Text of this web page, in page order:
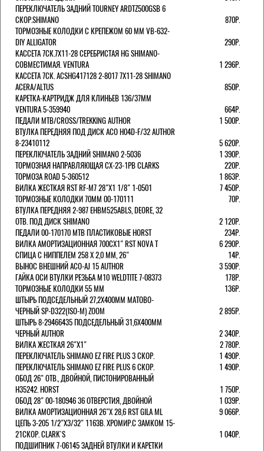
ПЕРЕКЛЮЧАТЕЛЬ ЗАДНИЙ TOURNEY ARDTZ500GSB 6
СКОР.SHIMANO
870Р.
ТОРМОЗНЫЕ КОЛОДКИ С КРЕПЕЖОМ 60 ММ VB-632-
DIY ALLIGATOR
290Р.
КАССЕТА 7СК.7Х11-28 СЕРЕБРИСТАЯ HG SHIMANO-
СОВМЕСТИМАЯ. VENTURA
1 296Р.
КАССЕТА 7СК. ACSHG417128 2-8017 7Х11-28 SHIMANO
ACERA/ALTUS
850Р.
КАРЕТКА-КАРТРИДЖ ДЛЯ КЛИНЬЕВ 136/37ММ
VENTURA 5-359940
664Р.
ПЕДАЛИ MTB/CROSS/TREKKING AUTHOR
1 500Р.
ВТУЛКА ПЕРЕДНЯЯ ПОД ДИСК ACO H04D-F/32 AUTHOR
8-23410112
5 620Р.
ПЕРЕКЛЮЧАТЕЛЬ ЗАДНИЙ SHIMANO 2-5036
1 390Р.
ТОРМОЗНАЯ НАПРАВЛЯЮЩАЯ CX-23-1PB CLARKS
220Р.
ТОРМОЗА ROAD 5-360512
1 863Р.
ВИЛКА ЖЕСТКАЯ RST RF-M7 28"Х1 1/8" 1-0501
7 450Р.
ТОРМОЗНЫЕ КОЛОДКИ 70ММ 00-170111
70Р.
ВТУЛКА ПЕРЕДНЯЯ 2-987 EHBM525ABLS, DEORE, 32
ОТВ. ПОД ДИСК SHIMANO
2 120Р.
ПЕДАЛИ 00-170170 МТВ ПЛАСТИКОВЫЕ HORST
234Р.
ВИЛКА АМОРТИЗАЦИОННАЯ 700СХ1" RST NOVA T
6 290Р.
СПИЦА С НИППЕЛЕМ 258 Х 2,0 ММ, 26"
14Р.
ВЫНОС ВНЕШНИЙ ACO-AJ 15 AUTHOR
3 590Р.
ГАЙКА ОСИ ВТУЛКИ РЕЗЬБА М10 WELDTITE 7-08373
178Р.
ТОРМОЗНЫЕ КОЛОДКИ 55 ММ
136Р.
ШТЫРЬ ПОДСЕДЕЛЬНЫЙ 27,2Х400ММ МАТОВО-
ЧЕРНЫЙ SP-D322(ISO-M) ZOOM
2 895Р.
ШТЫРЬ 8-29466435 ПОДСЕДЕЛЬНЫЙ 31,6X400ММ
ЧЕРНЫЙ AUTHOR
2 340Р.
ВИЛКА ЖЕСТКАЯ 26"Х1"
2 780Р.
ПЕРЕКЛЮЧАТЕЛЬ SHIMANO EZ FIRE PLUS 3 СКОР.
1 490Р.
ПЕРЕКЛЮЧАТЕЛЬ SHIMANO EZ FIRE PLUS 6 СКОР.
1 490Р.
ОБОД 26" ОТВ., ДВОЙНОЙ, ПИСТОНИРОВАННЫЙ
H35242. HORST
1 750Р.
ОБОД 28" 00-180946 36 ОТВЕРСТИЯ, ДВОЙНОЙ
1 039Р.
ВИЛКА АМОРТИЗАЦИОННАЯ 26"Х 28,6 RST GILA ML
9 066Р.
ЦЕПЬ 3-205 1/2"X3/32" 116ЗВ. ХРОМИР.С ЗАМКОМ 15-
21СКОР. CLARK`S
1 040Р.
ПОДШИПНИК 7-06145 ЗАДНЕЙ ВТУЛКИ И КАРЕТКИ